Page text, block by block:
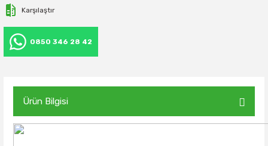
Karşılaştır
0850 346 28 42
Ürün Bilgisi